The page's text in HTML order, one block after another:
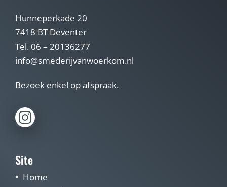
Hunneperkade 20
7418 BT Deventer
Tel. 06 – 20136277
info@smederijvanwoerkom.nl
Bezoek enkel op afspraak.
Site
Home